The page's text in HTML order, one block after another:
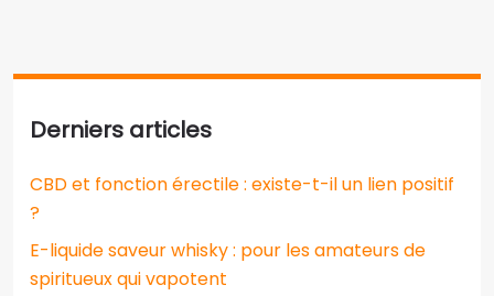
Derniers articles
CBD et fonction érectile : existe-t-il un lien positif
?
E-liquide saveur whisky : pour les amateurs de
spiritueux qui vapotent